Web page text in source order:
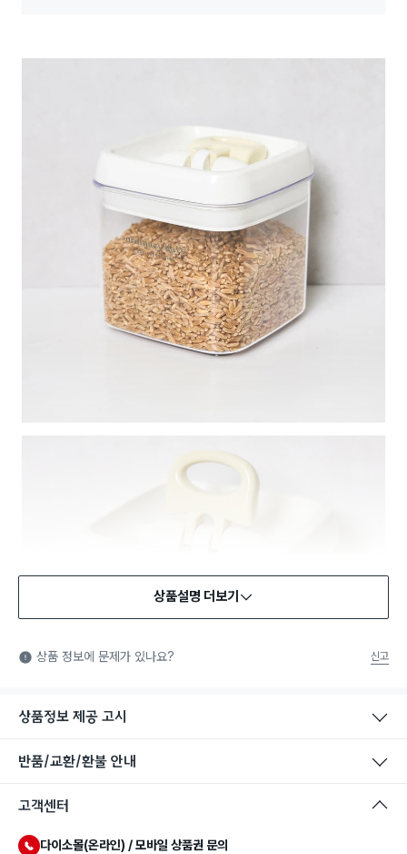
식품용 기구: 식품위생법에서 정한 규격에 따라 제조되어 식품 또
는 식품첨가물에 사용할 수 있는 식품용기구라는 표시입니다.
상품설명 더보기
상품 정보에 문제가 있나요? 신고
상품정보 제공 고시
반품/교환/환불 안내
고객센터
다이소몰(온라인) / 모바일 상품권 문의